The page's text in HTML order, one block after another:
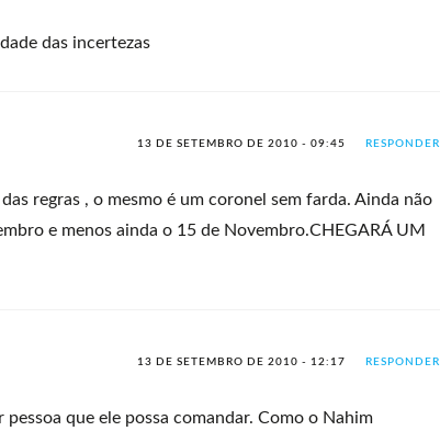
das incertezas
13 DE SETEMBRO DE 2010 - 09:45 RESPONDER
regras , o mesmo é um coronel sem farda. Ainda não
e menos ainda o 15 de Novembro.CHEGARÁ UM
13 DE SETEMBRO DE 2010 - 12:17 RESPONDER
que ele possa comandar. Como o Nahim